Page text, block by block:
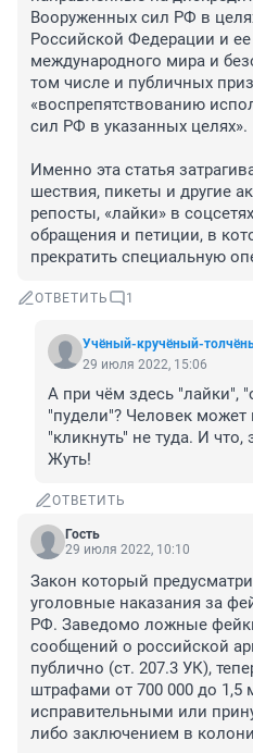
Вооруженных сил РФ в
Российской Федерации и
международного мира и
том числе и публичных
«воспрепятствованию
сил РФ в указанных целях».
Именно эта статья
шествия, пикеты и другие
репосты, «лайки» в
обращения и петиции, в
прекратить специальную
ОТВЕТИТЬ 1
Учёный-кручёный-
29 июля 2022, 15:06
А при чём здесь "лайки",
"пудели"? Человек может
"кликнуть" не туда. И что,
Жуть!
ОТВЕТИТЬ
Гость
29 июля 2022, 10:10
Закон который
уголовные наказания за
РФ. Заведомо ложные
сообщений о российской
публично (ст. 207.3 УК),
штрафами от 700 000 до 1,5
исправительными или
либо заключением в